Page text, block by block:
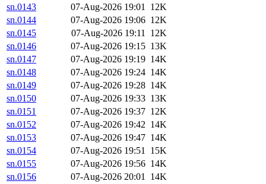
sn.0143
07-Aug-2026 19:01 12K
sn.0144
07-Aug-2026 19:06 12K
sn.0145
07-Aug-2026 19:11 12K
sn.0146
07-Aug-2026 19:15 13K
sn.0147
07-Aug-2026 19:19 14K
sn.0148
07-Aug-2026 19:24 14K
sn.0149
07-Aug-2026 19:28 14K
sn.0150
07-Aug-2026 19:33 13K
sn.0151
07-Aug-2026 19:37 12K
sn.0152
07-Aug-2026 19:42 14K
sn.0153
07-Aug-2026 19:47 14K
sn.0154
07-Aug-2026 19:51 15K
sn.0155
07-Aug-2026 19:56 14K
sn.0156
07-Aug-2026 20:01 14K